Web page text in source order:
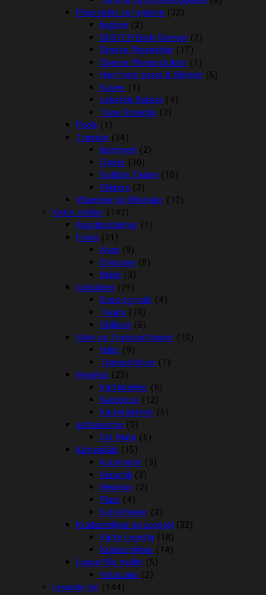
Plejemidler og hygiejne (32)
bagben (2)
BUSTER Body Sleeves (2)
Diverse Plejemidler (17)
Diverse Plejeprodukter (1)
Høm høm poser & tilbehør (5)
Kraver (1)
Løbetids Bukser (4)
Tisse Underlag (2)
Pools (1)
Træning (24)
dummyer (2)
Fløjter (10)
Godbids Tasker (10)
Klikkere (2)
Vitaminer og Mineraler (10)
Katte artikler (142)
Angstproblemer (1)
Foder (21)
Arion (9)
Chicopee (8)
Mush (3)
Godbidder (29)
Græs og malt (4)
Treats (19)
Vådkost (6)
Huler og Transportkasser (10)
Huler (9)
Transportbure (1)
Hygiejne (23)
Kattebakker (5)
Kattegrus (12)
Kattetoiletter (5)
kattelemme (5)
Cat Mate (5)
Katteskåle (15)
Automater (3)
Keramik (3)
Melamin (2)
Plast (4)
Sutteflasker (2)
Kradsemiljøer og Legetøj (32)
Katte Legetøj (18)
Kradsemiljøer (14)
Loppe/flåt midler (5)
Vetocanis (2)
Levende dyr (144)